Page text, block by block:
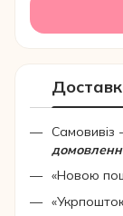
Самовивіз
«Новою